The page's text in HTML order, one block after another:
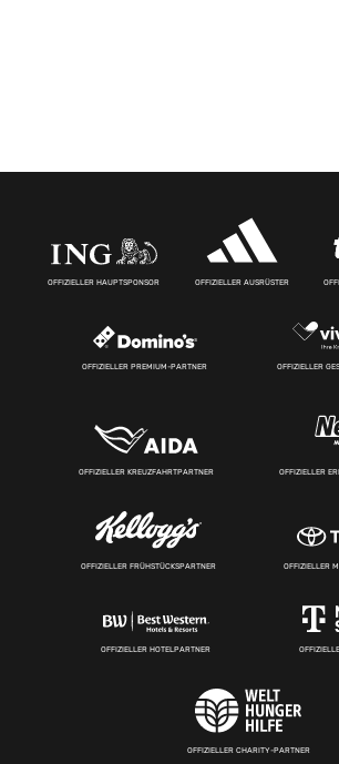
OFFIZIELLER HAUPTSPONSOR OFFIZIELLER AUSRÜSTER
OFFIZIELLER PREMIUM-PARTNER OFFIZIELLER
OFFIZIELLER KREUZFAHRTPARTNER OFFIZIELLER
OFFIZIELLER FRÜHSTÜCKSPARTNER OFFIZIELLER
OFFIZIELLER HOTELPARTNER
OFFIZIELLER CHARITY-PARTNER